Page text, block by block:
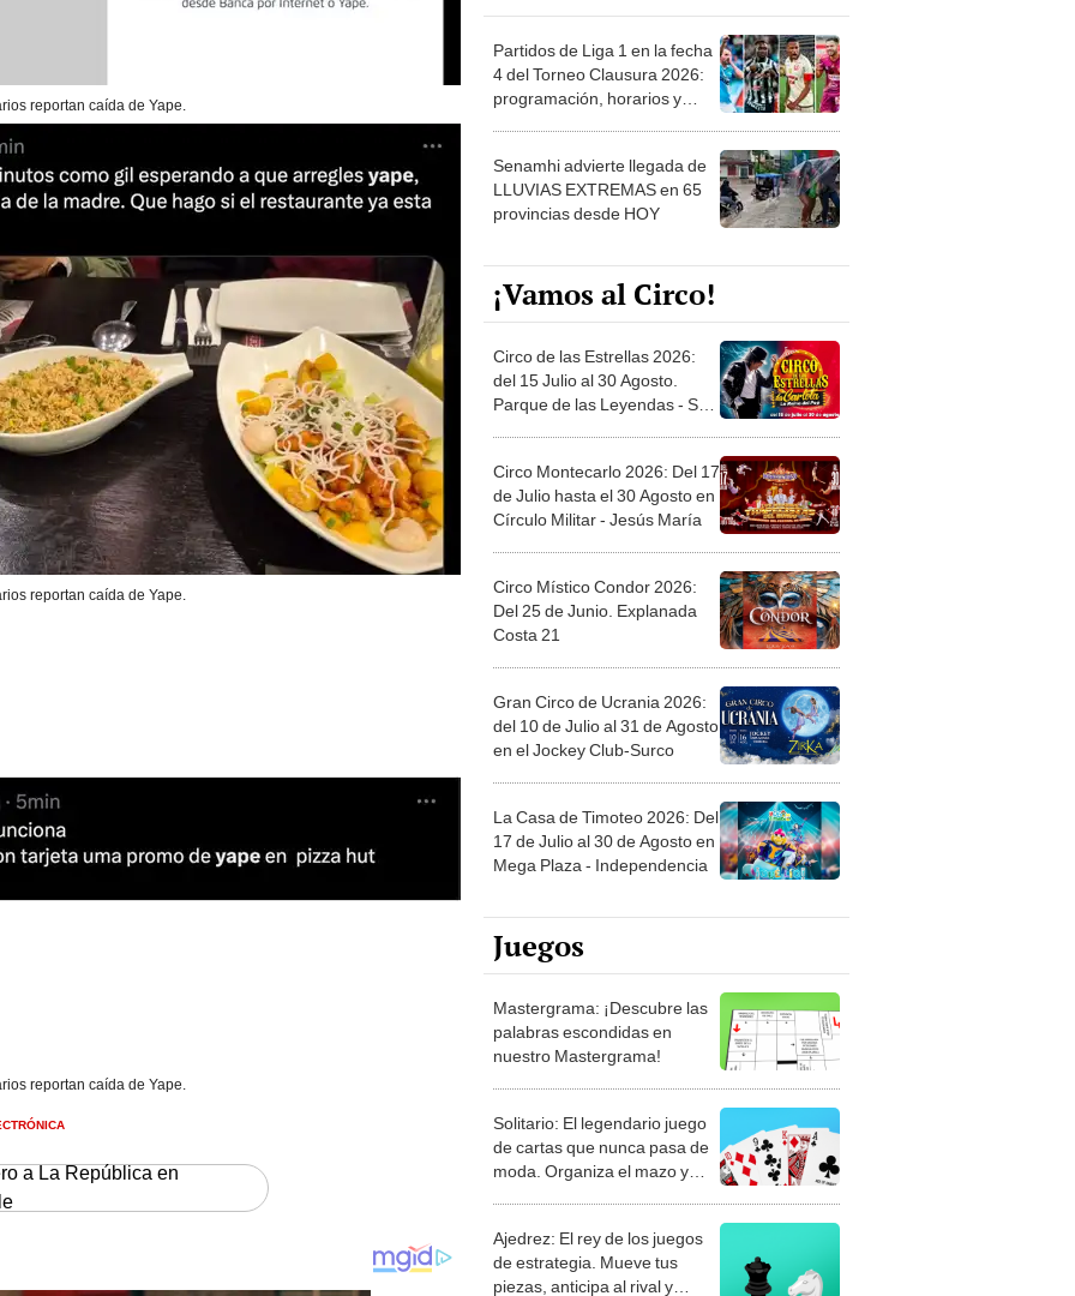
reportan caída de Yape.
reportan caída de Yape.
reportan caída de Yape.
a La República en
Partidos de Liga 1 en la fecha
4 del Torneo Clausura 2026:
programación, horarios y
Senamhi advierte llegada de
LLUVIAS EXTREMAS en 65
provincias desde HOY
¡Vamos al Circo!
Circo de las Estrellas 2026:
del 15 Julio al 30 Agosto.
Parque de las Leyendas - San
Circo Montecarlo 2026: Del 17
de Julio hasta el 30 Agosto en
Círculo Militar - Jesús María
Circo Místico Condor 2026:
Del 25 de Junio. Explanada
Costa 21
Gran Circo de Ucrania 2026:
del 10 de Julio al 31 de Agosto
en el Jockey Club-Surco
La Casa de Timoteo 2026: Del
17 de Julio al 30 de Agosto en
Mega Plaza - Independencia
Juegos
Mastergrama: ¡Descubre las
palabras escondidas en
nuestro Mastergrama!
Solitario: El legendario juego
de cartas que nunca pasa de
moda. Organiza el mazo y
Ajedrez: El rey de los juegos
de estrategia. Mueve tus
piezas, anticipa al rival y